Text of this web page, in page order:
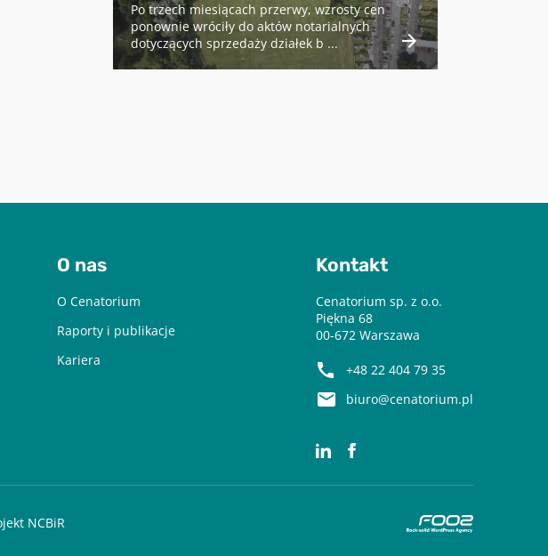
Po trzech miesiącach przerwy, wzrosty cen
ponownie wróciły do aktów notarialnych
dotyczących sprzedaży działek b ...
O nas
O Cenatorium
Raporty i publikacje
Kariera
Kontakt
Cenatorium sp. z o.o.
Piękna 68
00-672 Warszawa
+48 22 404 79 35
biuro@cenatorium.pl
NCBiR